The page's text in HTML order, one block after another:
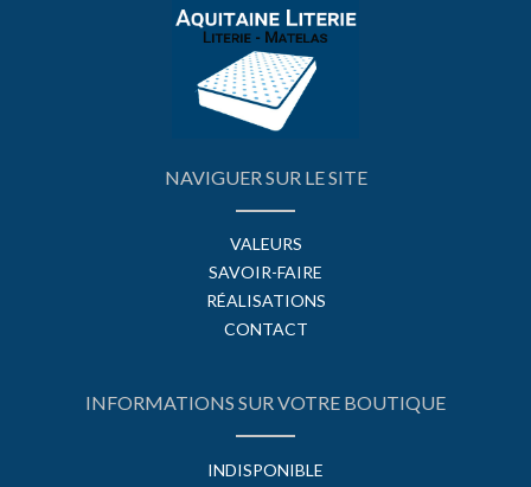
NAVIGUER SUR LE SITE
VALEURS
SAVOIR-FAIRE
RÉALISATIONS
CONTACT
INFORMATIONS SUR VOTRE BOUTIQUE
INDISPONIBLE